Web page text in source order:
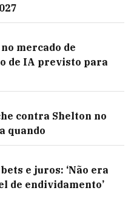
mercado de
de IA previsto para
contra Shelton no
quando
e juros: ‘Não era
de endividamento’